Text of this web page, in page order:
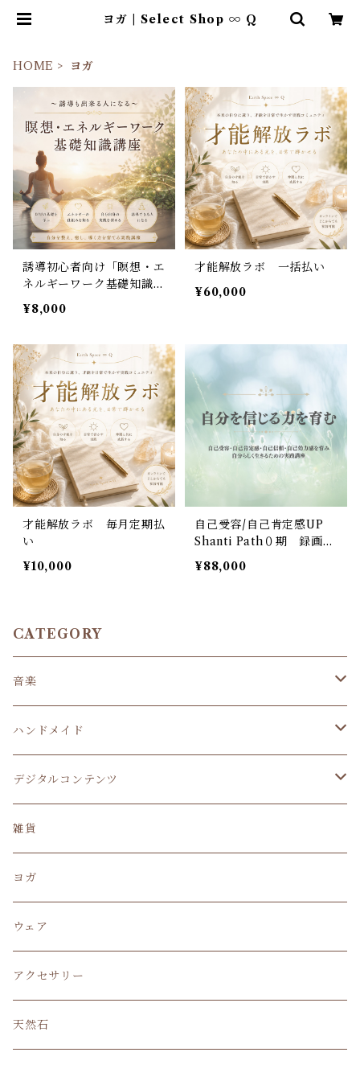
ヨガ | Select Shop ∞ Q
HOME ヨガ
誘導初心者向け「瞑想・エ
ネルギーワーク基礎知識講
座」
¥8,000
才能解放ラボ 一括払い
¥60,000
才能解放ラボ 毎月定期払
い
¥10,000
自己受容/自己肯定感UP
Shanti Path０期 録画特
別販売
¥88,000
CATEGORY
音楽
CDアルバム
楽器
ハンドメイド
照明
アクセサリー
デジタルコンテンツ
ビデオ講座
雑貨
ヨガ
ウェア
アクセサリー
天然石